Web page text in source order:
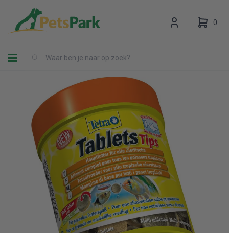
Toggle navigation
0
Uw winkelwagen is leeg.
Vul hem met producten.